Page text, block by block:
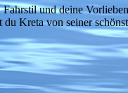
und deine
Kreta von seiner